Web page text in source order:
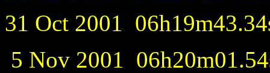
31 Oct 2001
5 Nov 2001